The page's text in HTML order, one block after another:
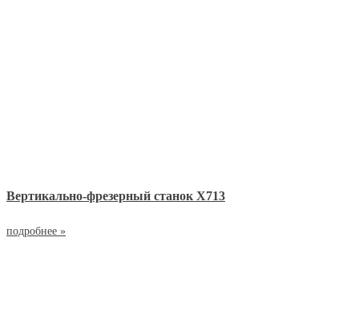
Вертикально-фрезерный станок Х713
подробнее »